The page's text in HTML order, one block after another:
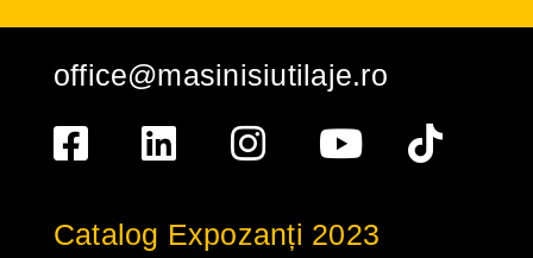
office@masinisiutilaje.ro
Catalog Expozanți 2023